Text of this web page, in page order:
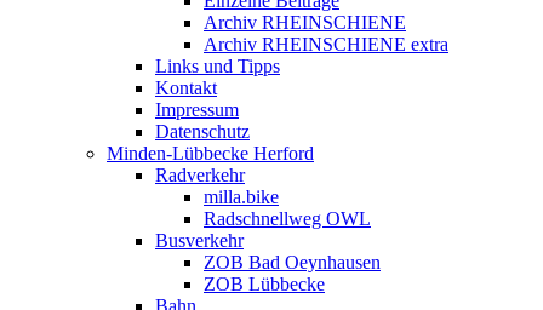
Archiv RHEINSCHIENE
Archiv RHEINSCHIENE extra
Links und Tipps
Kontakt
Impressum
Datenschutz
Minden-Lübbecke Herford
Radverkehr
milla.bike
Radschnellweg OWL
Busverkehr
ZOB Bad Oeynhausen
ZOB Lübbecke
Bahn